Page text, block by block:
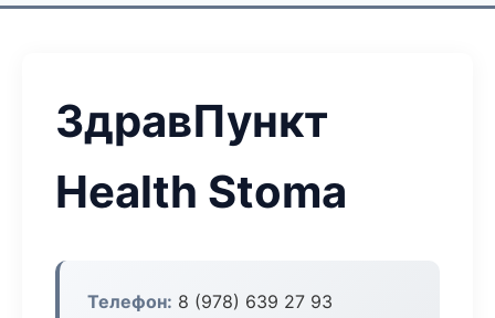
ЗдравПункт
Health Stoma
Телефон: 8 (978) 639 27 93